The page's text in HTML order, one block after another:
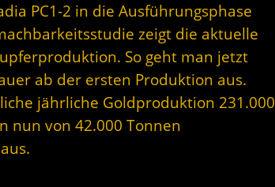
PC1-2 in die Ausführungsphase
zeigt die aktuelle
So geht man jetzt
ab der ersten Produktion aus.
jährliche Goldproduktion 231.000
nun von 42.000 Tonnen